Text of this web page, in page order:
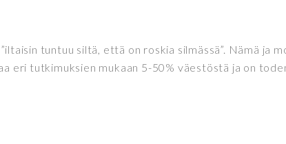
tuntuu siltä, että on roskia silmässä”. Nämä ja
eri tutkimuksien mukaan 5-50% väestöstä ja on